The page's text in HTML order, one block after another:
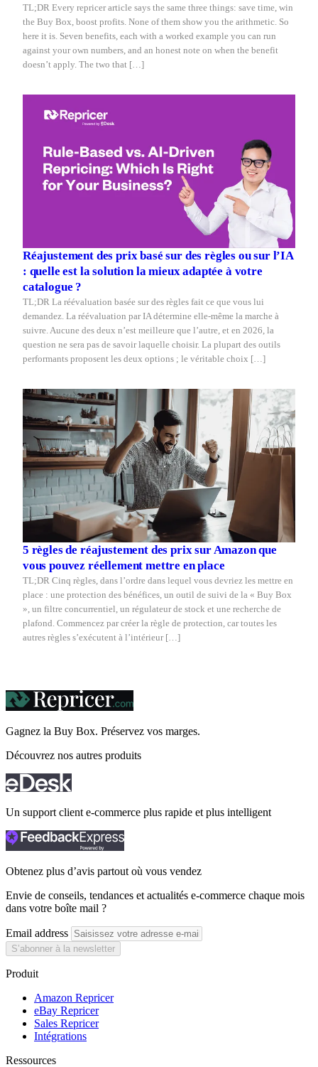
TL;DR Every repricer article says the same three things: save time, win
the Buy Box, boost profits. None of them show you the arithmetic. So
here it is. Seven benefits, each with a worked example you can run
against your own numbers, and an honest note on when the benefit
doesn’t apply. The two that […]
Réajustement des prix basé sur des règles ou sur l’IA
: quelle est la solution la mieux adaptée à votre
catalogue ?
TL;DR La réévaluation basée sur des règles fait ce que vous lui
demandez. La réévaluation par IA détermine elle-même la marche à
suivre. Aucune des deux n’est meilleure que l’autre, et en 2026, la
question ne sera pas de savoir laquelle choisir. La plupart des outils
performants proposent les deux options ; le véritable choix […]
5 règles de réajustement des prix sur Amazon que
vous pouvez réellement mettre en place
TL;DR Cinq règles, dans l’ordre dans lequel vous devriez les mettre en
place : une protection des bénéfices, un outil de suivi de la « Buy Box
», un filtre concurrentiel, un régulateur de stock et une recherche de
plafond. Commencez par créer la règle de protection, car toutes les
autres règles s’exécutent à l’intérieur […]
Gagnez la Buy Box. Préservez vos marges.
Découvrez nos autres produits
Un support client e-commerce plus rapide et plus intelligent
Obtenez plus d’avis partout où vous vendez
Envie de conseils, tendances et actualités e-commerce chaque mois
dans votre boîte mail ?
Email address
S’abonner à la newsletter
Produit
Amazon Repricer
eBay Repricer
Sales Repricer
Intégrations
Ressources